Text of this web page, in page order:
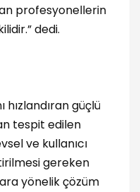
profesyonellerin
dedi.
hızlandıran güçlü
tespit edilen
ve kullanıcı
gereken
yönelik çözüm